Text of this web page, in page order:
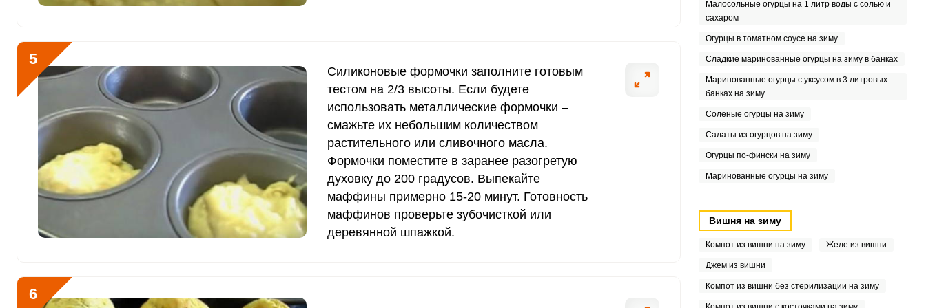
Ванадий
5
Силиконовые формочки заполните готовым
тестом на 2/3 высоты. Если будете
использовать металлические формочки –
смажьте их небольшим количеством
растительного или сливочного масла.
Формочки поместите в заранее разогретую
духовку до 200 градусов. Выпекайте
маффины примерно 15-20 минут. Готовность
маффинов проверьте зубочисткой или
деревянной шпажкой.
6
Малосольные огурцы на 1 литр воды с солью и
сахаром
Огурцы в томатном соусе на зиму
Сладкие маринованные огурцы на зиму в банках
Маринованные огурцы с уксусом в 3 литровых
банках на зиму
Соленые огурцы на зиму
Салаты из огурцов на зиму
Огурцы по-фински на зиму
Маринованные огурцы на зиму
Вишня на зиму
Компот из вишни на зиму Желе из вишни
Джем из вишни
Компот из вишни без стерилизации на зиму